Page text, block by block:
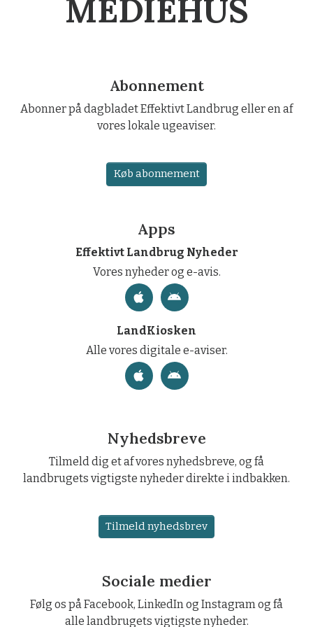
MEDIEHUS
Abonnement
Abonner på dagbladet Effektivt Landbrug eller en af
vores lokale ugeaviser.
Køb abonnement
Apps
Effektivt Landbrug Nyheder
Vores nyheder og e-avis.
LandKiosken
Alle vores digitale e-aviser.
Nyhedsbreve
Tilmeld dig et af vores nyhedsbreve, og få
landbrugets vigtigste nyheder direkte i indbakken.
Tilmeld nyhedsbrev
Sociale medier
Følg os på Facebook, LinkedIn og Instagram og få
alle landbrugets vigtigste nyheder.